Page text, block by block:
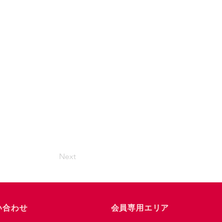
Next
合わせ 会員専用エリア